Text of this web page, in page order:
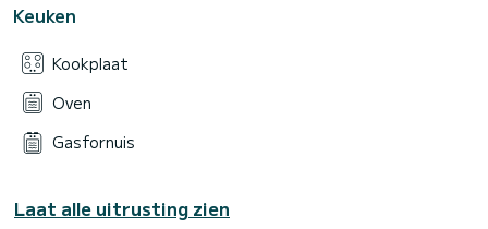
Keuken
Kookplaat
Oven
Gasfornuis
Laat alle uitrusting zien